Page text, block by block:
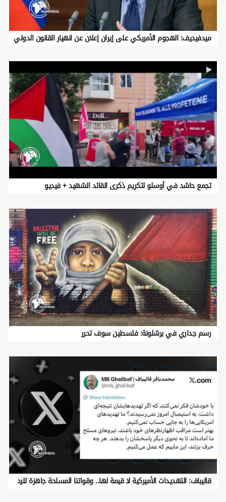
ميدفيديف: الهجوم الأمريكي على إيران إعلان عن انهيار القانون الدولي
تجمع حاشد في أوسلو لتكريم ذكرى القائد الشهيد + فيديو
رسم جداري في برشلونة: فلسطين سوف تحرر
قالیباف: التهديدات الأميركية لا قيمة لها.. وقواتنا المسلحة جاهزة للرد